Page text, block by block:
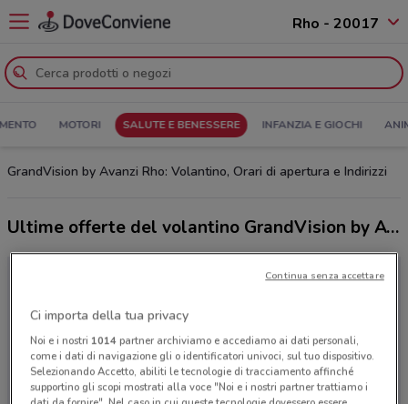
Rho - 20017
MOTORI SALUTE E BENESSERE INFANZIA E GIOCHI
GrandVision by Avanzi Rho: Volantino, Orari di apertura e Indirizzi
Ultime offerte del volantino GrandVision by Avanzi
Ci importa della tua privacy
Noi e i nostri 1014partner archiviamo e accediamo ai dati personali,
come i dati di navigazione gli o identificatori univoci, sul tuo dispositivo.
Selezionando Accetto, abiliti le tecnologie di tracciamento affinché
supportino gli scopi mostrati alla voce "Noi e i nostri partner trattiamo i
Continua senza accettare